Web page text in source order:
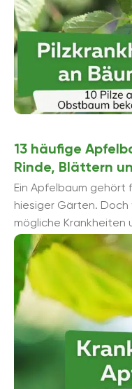
13 häufige
Rinde, Blättern
Ein Apfelbaum
hiesiger Gärten. Doch
mögliche Krankheiten
gleich hinschmeißen